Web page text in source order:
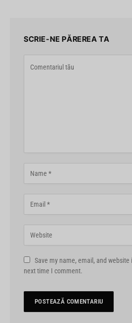
SCRIE-NE PĂREREA TA
Save my name, email, and website
next time I comment.